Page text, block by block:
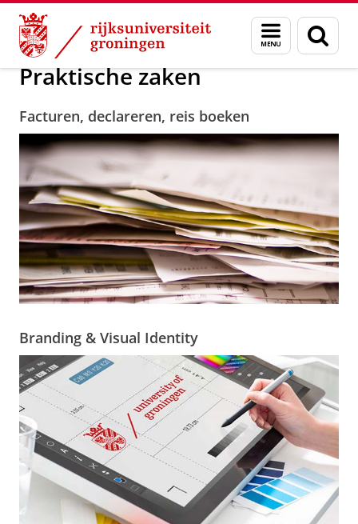
Skip
Content
Skip
Navigation
Menu
en
zoeken
Over ons Praktische zaken
Praktische zaken
Facturen, declareren, reis boeken
Branding & Visual Identity